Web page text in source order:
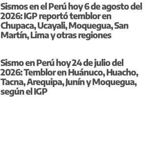
Sismos en el Perú hoy 6 de agosto del
2026: IGP reportó temblor en
Chupaca, Ucayali, Moquegua, San
Martín, Lima y otras regiones
Sismo en Perú hoy 24 de julio del
2026: Temblor en Huánuco, Huacho,
Tacna, Arequipa, Junín y Moquegua,
según el IGP